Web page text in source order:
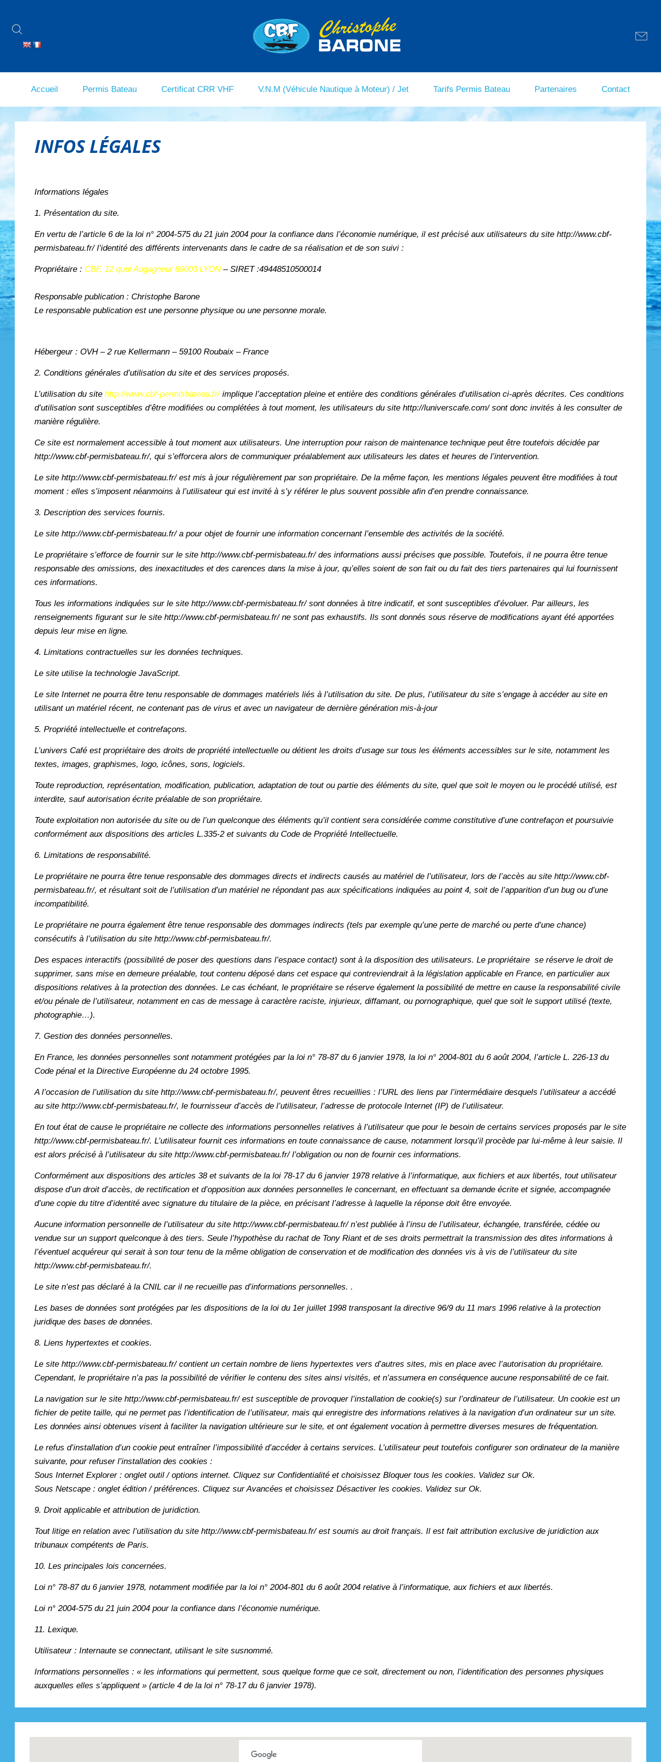
Accueil Permis Bateau Certificat CRR VHF V.N.M (Véhicule Nautique à Moteur) / Jet Tarifs Permis Bateau Partenaires Contact
INFOS LÉGALES
Informations légales
1. Présentation du site.
En vertu de l’article 6 de la loi n° 2004-575 du 21 juin 2004 pour la confiance dans l’économie numérique, il est précisé aux utilisateurs du site http://www.cbf-
permisbateau.fr/ l’identité des différents intervenants dans le cadre de sa réalisation et de son suivi :
Propriétaire : CBF, 12 quai Augagneur 69003 LYON– SIRET :49448510500014
Responsable publication : Christophe Barone
Le responsable publication est une personne physique ou une personne morale.
Hébergeur : OVH – 2 rue Kellermann – 59100 Roubaix – France
2. Conditions générales d’utilisation du site et des services proposés.
L’utilisation du site http://www.cbf-permisbateau.fr/implique l’acceptation pleine et entière des conditions générales d’utilisation ci-après décrites. Ces conditions
d’utilisation sont susceptibles d’être modifiées ou complétées à tout moment, les utilisateurs du site http://luniverscafe.com/ sont donc invités à les consulter de
manière régulière.
Ce site est normalement accessible à tout moment aux utilisateurs. Une interruption pour raison de maintenance technique peut être toutefois décidée par
http://www.cbf-permisbateau.fr/, qui s’efforcera alors de communiquer préalablement aux utilisateurs les dates et heures de l’intervention.
Le site http://www.cbf-permisbateau.fr/ est mis à jour régulièrement par son propriétaire. De la même façon, les mentions légales peuvent être modifiées à tout
moment : elles s’imposent néanmoins à l’utilisateur qui est invité à s’y référer le plus souvent possible afin d’en prendre connaissance.
3. Description des services fournis.
Le site http://www.cbf-permisbateau.fr/ a pour objet de fournir une information concernant l’ensemble des activités de la société.
Le propriétaire s’efforce de fournir sur le site http://www.cbf-permisbateau.fr/ des informations aussi précises que possible. Toutefois, il ne pourra être tenue
responsable des omissions, des inexactitudes et des carences dans la mise à jour, qu’elles soient de son fait ou du fait des tiers partenaires qui lui fournissent
ces informations.
Tous les informations indiquées sur le site http://www.cbf-permisbateau.fr/ sont données à titre indicatif, et sont susceptibles d’évoluer. Par ailleurs, les
renseignements figurant sur le site http://www.cbf-permisbateau.fr/ ne sont pas exhaustifs. Ils sont donnés sous réserve de modifications ayant été apportées
depuis leur mise en ligne.
4. Limitations contractuelles sur les données techniques.
Le site utilise la technologie JavaScript.
Le site Internet ne pourra être tenu responsable de dommages matériels liés à l’utilisation du site. De plus, l’utilisateur du site s’engage à accéder au site en
utilisant un matériel récent, ne contenant pas de virus et avec un navigateur de dernière génération mis-à-jour
5. Propriété intellectuelle et contrefaçons.
L’univers Café est propriétaire des droits de propriété intellectuelle ou détient les droits d’usage sur tous les éléments accessibles sur le site, notamment les
textes, images, graphismes, logo, icônes, sons, logiciels.
Toute reproduction, représentation, modification, publication, adaptation de tout ou partie des éléments du site, quel que soit le moyen ou le procédé utilisé, est
interdite, sauf autorisation écrite préalable de son propriétaire.
Toute exploitation non autorisée du site ou de l’un quelconque des éléments qu’il contient sera considérée comme constitutive d’une contrefaçon et poursuivie
conformément aux dispositions des articles L.335-2 et suivants du Code de Propriété Intellectuelle.
6. Limitations de responsabilité.
Le propriétaire ne pourra être tenue responsable des dommages directs et indirects causés au matériel de l’utilisateur, lors de l’accès au site http://www.cbf-
permisbateau.fr/, et résultant soit de l’utilisation d’un matériel ne répondant pas aux spécifications indiquées au point 4, soit de l’apparition d’un bug ou d’une
incompatibilité.
Le propriétaire ne pourra également être tenue responsable des dommages indirects (tels par exemple qu’une perte de marché ou perte d’une chance)
consécutifs à l’utilisation du site http://www.cbf-permisbateau.fr/.
Des espaces interactifs (possibilité de poser des questions dans l’espace contact) sont à la disposition des utilisateurs. Le propriétaire se réserve le droit de
supprimer, sans mise en demeure préalable, tout contenu déposé dans cet espace qui contreviendrait à la législation applicable en France, en particulier aux
dispositions relatives à la protection des données. Le cas échéant, le propriétaire se réserve également la possibilité de mettre en cause la responsabilité civile
et/ou pénale de l’utilisateur, notamment en cas de message à caractère raciste, injurieux, diffamant, ou pornographique, quel que soit le support utilisé (texte,
photographie…).
7. Gestion des données personnelles.
En France, les données personnelles sont notamment protégées par la loi n° 78-87 du 6 janvier 1978, la loi n° 2004-801 du 6 août 2004, l’article L. 226-13 du
Code pénal et la Directive Européenne du 24 octobre 1995.
A l’occasion de l’utilisation du site http://www.cbf-permisbateau.fr/, peuvent êtres recueillies : l’URL des liens par l’intermédiaire desquels l’utilisateur a accédé
au site http://www.cbf-permisbateau.fr/, le fournisseur d’accès de l’utilisateur, l’adresse de protocole Internet (IP) de l’utilisateur.
En tout état de cause le propriétaire ne collecte des informations personnelles relatives à l’utilisateur que pour le besoin de certains services proposés par le site
http://www.cbf-permisbateau.fr/. L’utilisateur fournit ces informations en toute connaissance de cause, notamment lorsqu’il procède par lui-même à leur saisie. Il
est alors précisé à l’utilisateur du site http://www.cbf-permisbateau.fr/ l’obligation ou non de fournir ces informations.
Conformément aux dispositions des articles 38 et suivants de la loi 78-17 du 6 janvier 1978 relative à l’informatique, aux fichiers et aux libertés, tout utilisateur
dispose d’un droit d’accès, de rectification et d’opposition aux données personnelles le concernant, en effectuant sa demande écrite et signée, accompagnée
d’une copie du titre d’identité avec signature du titulaire de la pièce, en précisant l’adresse à laquelle la réponse doit être envoyée.
Aucune information personnelle de l’utilisateur du site http://www.cbf-permisbateau.fr/ n’est publiée à l’insu de l’utilisateur, échangée, transférée, cédée ou
vendue sur un support quelconque à des tiers. Seule l’hypothèse du rachat de Tony Riant et de ses droits permettrait la transmission des dites informations à
l’éventuel acquéreur qui serait à son tour tenu de la même obligation de conservation et de modification des données vis à vis de l’utilisateur du site
http://www.cbf-permisbateau.fr/.
Le site n’est pas déclaré à la CNIL car il ne recueille pas d’informations personnelles. .
Les bases de données sont protégées par les dispositions de la loi du 1er juillet 1998 transposant la directive 96/9 du 11 mars 1996 relative à la protection
juridique des bases de données.
8. Liens hypertextes et cookies.
Le site http://www.cbf-permisbateau.fr/ contient un certain nombre de liens hypertextes vers d’autres sites, mis en place avec l’autorisation du propriétaire.
Cependant, le propriétaire n’a pas la possibilité de vérifier le contenu des sites ainsi visités, et n’assumera en conséquence aucune responsabilité de ce fait.
La navigation sur le site http://www.cbf-permisbateau.fr/ est susceptible de provoquer l’installation de cookie(s) sur l’ordinateur de l’utilisateur. Un cookie est un
fichier de petite taille, qui ne permet pas l’identification de l’utilisateur, mais qui enregistre des informations relatives à la navigation d’un ordinateur sur un site.
Les données ainsi obtenues visent à faciliter la navigation ultérieure sur le site, et ont également vocation à permettre diverses mesures de fréquentation.
Le refus d’installation d’un cookie peut entraîner l’impossibilité d’accéder à certains services. L’utilisateur peut toutefois configurer son ordinateur de la manière
suivante, pour refuser l’installation des cookies :
Sous Internet Explorer : onglet outil / options internet. Cliquez sur Confidentialité et choisissez Bloquer tous les cookies. Validez sur Ok.
Sous Netscape : onglet édition / préférences. Cliquez sur Avancées et choisissez Désactiver les cookies. Validez sur Ok.
9. Droit applicable et attribution de juridiction.
Tout litige en relation avec l’utilisation du site http://www.cbf-permisbateau.fr/ est soumis au droit français. Il est fait attribution exclusive de juridiction aux
tribunaux compétents de Paris.
10. Les principales lois concernées.
Loi n° 78-87 du 6 janvier 1978, notamment modifiée par la loi n° 2004-801 du 6 août 2004 relative à l’informatique, aux fichiers et aux libertés.
Loi n° 2004-575 du 21 juin 2004 pour la confiance dans l’économie numérique.
11. Lexique.
Utilisateur : Internaute se connectant, utilisant le site susnommé.
Informations personnelles : « les informations qui permettent, sous quelque forme que ce soit, directement ou non, l’identification des personnes physiques
auxquelles elles s’appliquent » (article 4 de la loi n° 78-17 du 6 janvier 1978).